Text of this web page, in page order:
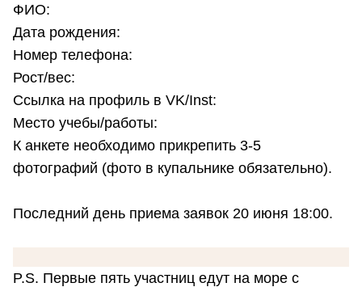
ФИО:
Дата рождения:
Номер телефона:
Рост/вес:
Ссылка на профиль в VK/Inst:
Место учебы/работы:
К анкете необходимо прикрепить 3-5
фотографий (фото в купальнике обязательно).
Последний день приема заявок 20 июня 18:00.
P.S. Первые пять участниц едут на море с